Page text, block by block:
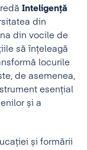
Inteligență
din
din vocile de
să înțeleagă
locurile
de asemenea,
esențial
și a
și formării